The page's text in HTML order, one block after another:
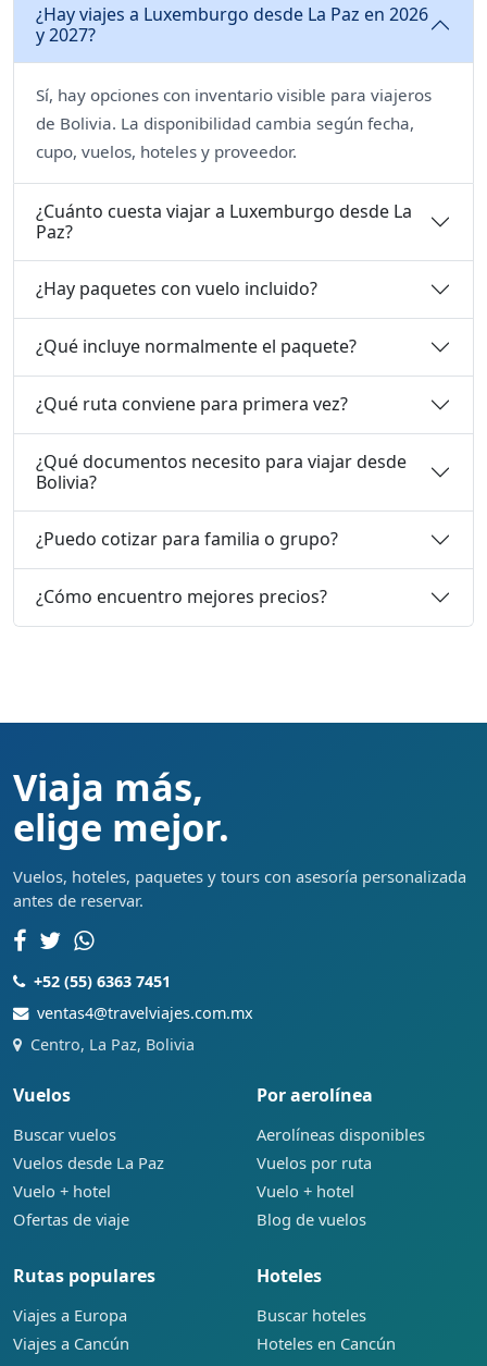
¿Hay viajes a Luxemburgo desde La Paz en 2026
y 2027?
Sí, hay opciones con inventario visible para viajeros
de Bolivia. La disponibilidad cambia según fecha,
cupo, vuelos, hoteles y proveedor.
¿Cuánto cuesta viajar a Luxemburgo desde La
Paz?
¿Hay paquetes con vuelo incluido?
¿Qué incluye normalmente el paquete?
¿Qué ruta conviene para primera vez?
¿Qué documentos necesito para viajar desde
Bolivia?
¿Puedo cotizar para familia o grupo?
¿Cómo encuentro mejores precios?
Viaja más,
elige mejor.
Vuelos, hoteles, paquetes y tours con asesoría personalizada
antes de reservar.
+52 (55) 6363 7451
ventas4@travelviajes.com.mx
Centro, La Paz, Bolivia
Vuelos
Buscar vuelos
Vuelos desde La Paz
Vuelo + hotel
Ofertas de viaje
Por aerolínea
Aerolíneas disponibles
Vuelos por ruta
Vuelo + hotel
Blog de vuelos
Rutas populares
Viajes a Europa
Viajes a Cancún
Hoteles
Buscar hoteles
Hoteles en Cancún